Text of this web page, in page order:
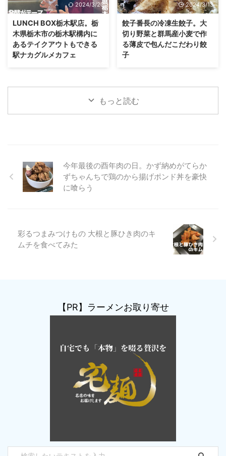
2024/3/20
LUNCH BOX栃木駅店。栃
木県栃木市の栃木駅構内に
あるテイクアウトもできる
駅ナカグルメカフェ
2024/3/13
餃子番長の冷凍生餃子。大
切り野菜と群馬産小麦で作
る薄皮で包んだこだわり餃
子
もっと読む
今年最後の酉年肉の日。かず納めがてらか
ずちゃんちで鶏のから揚げポンド丼を豪快
に喰らう
彩るつまみつけもの 大根と豚ひき肉のキ
ムチを食べてみた
【PR】ラーメンお取り寄せ